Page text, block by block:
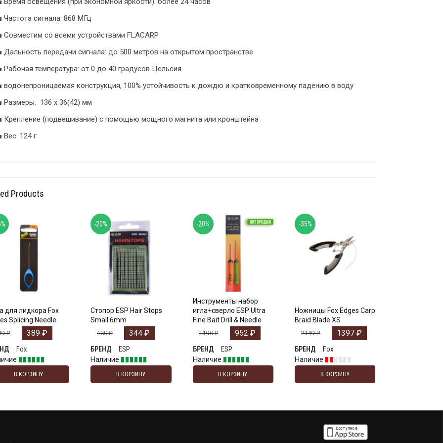
Частота сигнала: 868 МГц
Совместим со всеми устройствами FLACARP
Дальность передачи сигнала: до 500 метров на открытом пространстве
Рабочая температура: от 0 до 40 градусов Цельсия.
водонепроницаемая конструкция, 100% устойчивость к дождю и кратковременному падению в воду
Размеры: 136 x 36(42) мм
Крепление (подвешивание) с помощью мощного магнита или кронштейна
Вес: 124 г
Products
для лидкора Fox
Splicing Needle
₽ 389 ₽
Fox
В КОРЗИНУ
Стопор ESP Hair Stops
Small 6mm
430₽ 344 ₽
БРЕНД
ESP
Наличие
В КОРЗИНУ
-20%
Инструменты набор
игла+сверло ESP Ultra
Fine Bait Drill & Needle
1190₽ 952 ₽
БРЕНД
ESP
Наличие
В КОРЗИНУ
-20%
Ножницы Fox Edges Carp
Braid Blade XS
2149₽ 1397₽
БРЕНД
Fox
Наличие
В КОРЗИНУ
-35%